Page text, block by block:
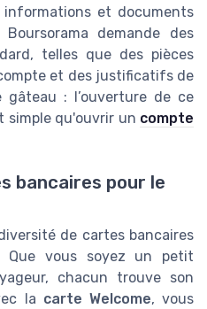
et documents
demande des
telles que des pièces
et des justificatifs de
gâteau : l’ouverture de ce
simple qu'ouvrir un compte
bancaires pour le
de cartes bancaires
Que vous soyez un petit
chacun trouve son
la carte Welcome, vous